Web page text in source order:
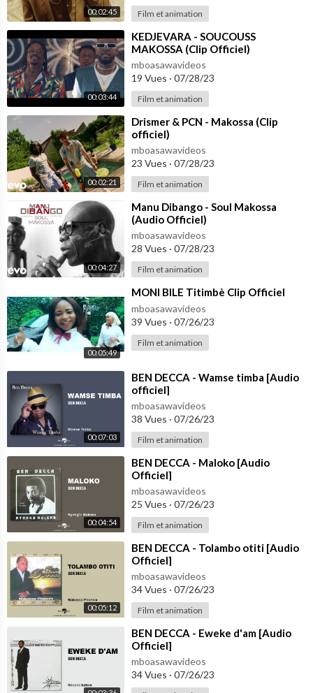
00:02:45 Film et animation
00:03:44
⁣KEDJEVARA - SOUCOUSS
MAKOSSA (Clip Officiel)
mboasawavideos
19 Vues · 07/28/23
Film et animation
00:02:21
⁣Drismer & PCN - Makossa (Clip
officiel)
mboasawavideos
23 Vues · 07/28/23
Film et animation
00:04:27
⁣Manu Dibango - Soul Makossa
(Audio Officiel)
mboasawavideos
28 Vues · 07/28/23
Film et animation
00:05:49
⁣MONI BILE Titimbè Clip Officiel
mboasawavideos
39 Vues · 07/26/23
Film et animation
00:07:03
⁣BEN DECCA - Wamse timba [Audio
officiel]
mboasawavideos
38 Vues · 07/26/23
Film et animation
00:04:54
⁣BEN DECCA - Maloko [Audio
Officiel]
mboasawavideos
25 Vues · 07/26/23
Film et animation
00:05:12
⁣BEN DECCA - Tolambo otiti [Audio
Officiel]
mboasawavideos
34 Vues · 07/26/23
Film et animation
⁣BEN DECCA - Eweke d'am [Audio
Officiel]
mboasawavideos
34 Vues · 07/26/23